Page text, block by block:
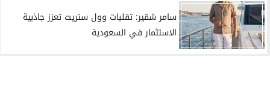
سامر شقير: تقلبات وول ستريت تعزز جاذبية
الاستثمار في السعودية